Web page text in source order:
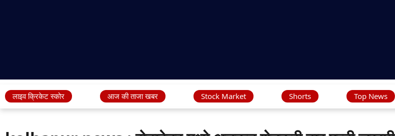
लाइव क्रिकेट स्कोर आज की ताजा खबर Stock Market Shorts Top News